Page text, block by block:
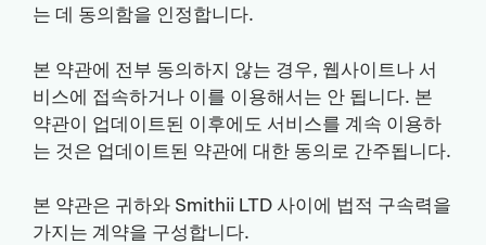
는 데 동의함을 인정합니다.
본 약관에 전부 동의하지 않는 경우, 웹사이트나 서
비스에 접속하거나 이를 이용해서는 안 됩니다. 본
약관이 업데이트된 이후에도 서비스를 계속 이용하
는 것은 업데이트된 약관에 대한 동의로 간주됩니다.
본 약관은 귀하와 Smithii LTD 사이에 법적 구속력을
가지는 계약을 구성합니다.